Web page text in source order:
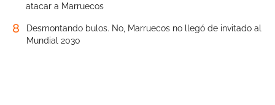
atacar a Marruecos
8
Desmontando bulos. No, Marruecos no llegó de invitado al
Mundial 2030